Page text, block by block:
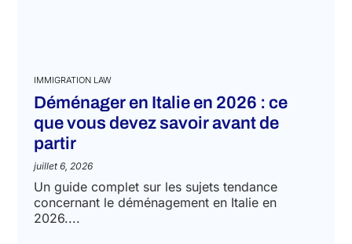
IMMIGRATION LAW
Déménager en Italie en 2026 : ce
que vous devez savoir avant de
partir
juillet 6, 2026
Un guide complet sur les sujets tendance
concernant le déménagement en Italie en
2026....